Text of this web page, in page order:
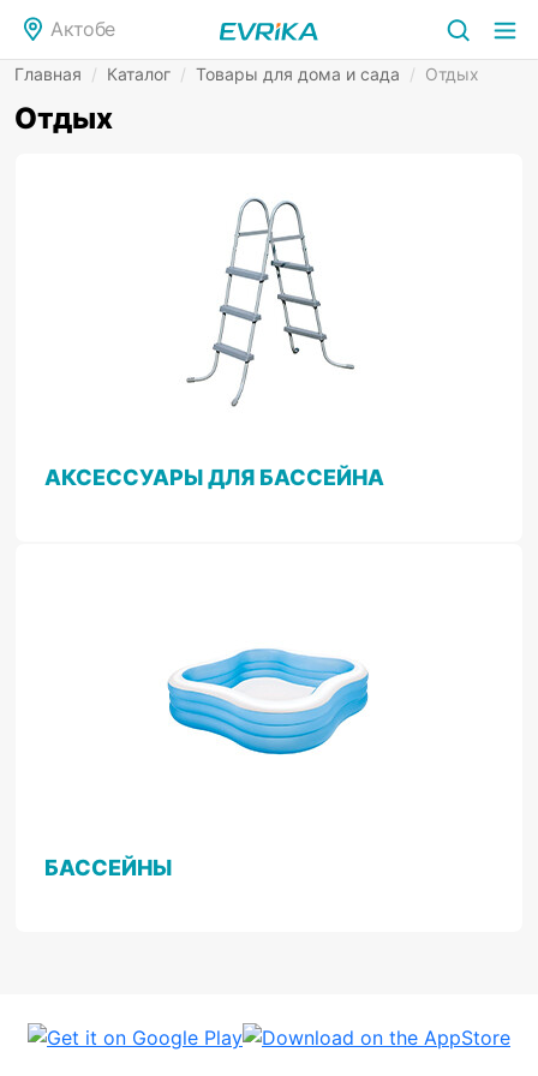
Актобе
Главная / Каталог / Товары для дома и сада / Отдых
Отдых
АКСЕССУАРЫ ДЛЯ БАССЕЙНА
БАССЕЙНЫ